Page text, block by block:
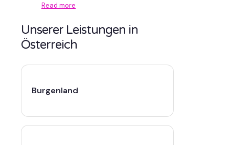
Read more
Unserer Leistungen in
Österreich
Burgenland